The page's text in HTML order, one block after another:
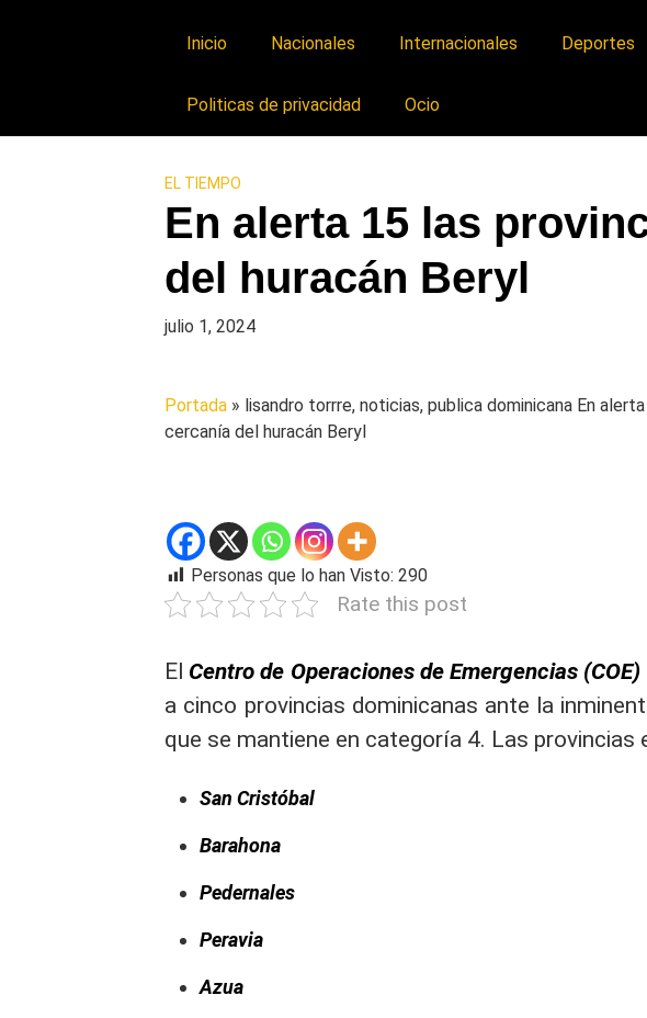
Inicio Nacionales Internacionales Deportes
Politicas de privacidad Ocio
EL TIEMPO
En alerta 15 las
del huracán Beryl
julio 1, 2024
Portada » lisandro torrre, noticias, publica dominicana En
cercanía del huracán Beryl
Personas que lo han Visto: 290
Rate this post
El Centro de Operaciones de Emergencias (COE)
a cinco provincias dominicanas ante la
que se mantiene en categoría 4. Las provincias
San Cristóbal
Barahona
Pedernales
Peravia
Azua